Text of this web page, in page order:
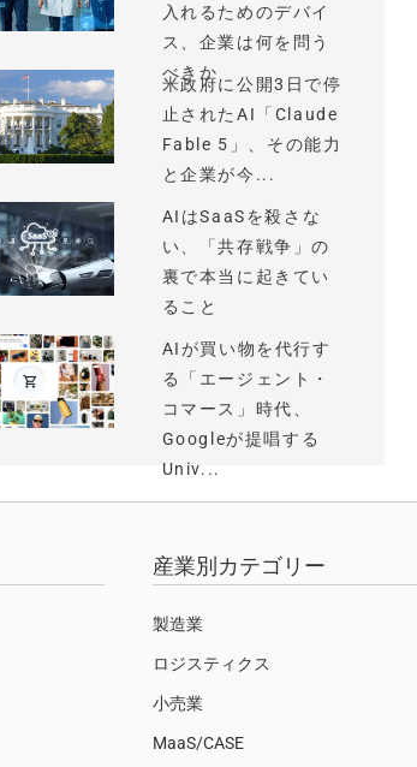
入れるためのデバイ
ス、企業は何を問う
べきか
米政府に公開3日で停
止されたAI「Claude
Fable 5」、その能力
と企業が今...
AIはSaaSを殺さな
い、「共存戦争」の
裏で本当に起きてい
ること
AIが買い物を代行す
る「エージェント・
コマース」時代、
Googleが提唱する
Univ...
産業別カテゴリー
製造業
ロジスティクス
小売業
MaaS/CASE